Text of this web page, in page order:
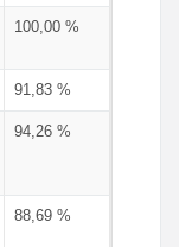
100,00 %
91,83 %
94,26 %
88,69 %